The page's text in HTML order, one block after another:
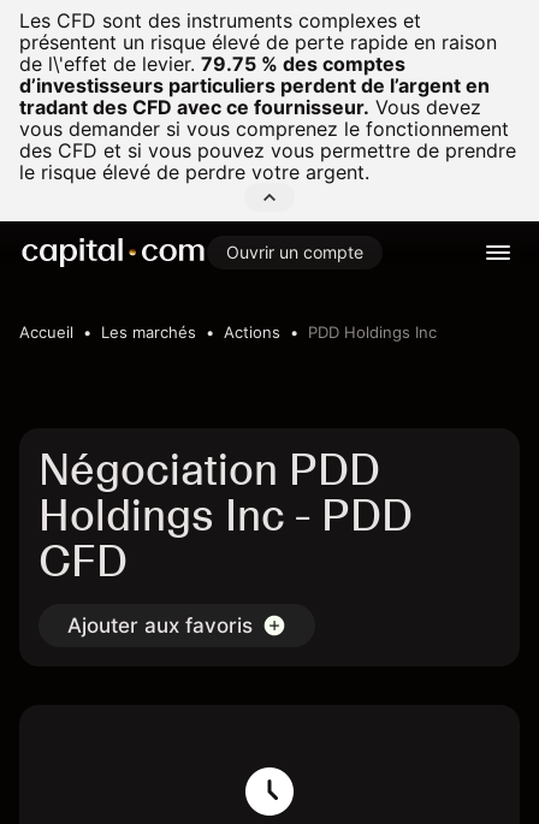
Les CFD sont des instruments complexes et
présentent un risque élevé de perte rapide en raison
de l\'effet de levier. 79.75 % des comptes
d’investisseurs particuliers perdent de l’argent en
tradant des CFD avec ce fournisseur. Vous devez
vous demander si vous comprenez le fonctionnement
des CFD et si vous pouvez vous permettre de prendre
le risque élevé de perdre votre argent.
Ouvrir un compte
Accueil Les marchés Actions PDD Holdings Inc
Négociation PDD
Holdings Inc - PDD
CFD
Ajouter aux favoris